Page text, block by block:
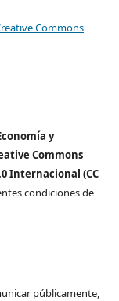
Commons
y
Commons
Internacional (CC
condiciones de
públicamente,